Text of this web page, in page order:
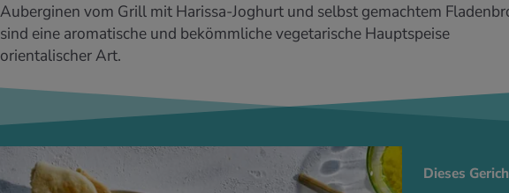
Auberginen vom Grill mit Harissa-Joghurt und selbst gemachtem
sind eine aromatische und bekömmliche vegetarische Hauptspeise
orientalischer Art.
Dieses